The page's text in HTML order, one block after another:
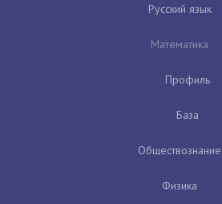
Русский язык
Математика
Профиль
База
Обществознание
Физика